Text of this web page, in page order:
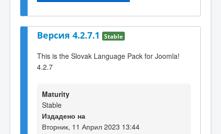
Версия 4.2.7.1 Stable
This is the Slovak Language Pack for Joomla!
4.2.7
Maturity
Stable
Издадено на
Вторник, 11 Април 2023 13:44